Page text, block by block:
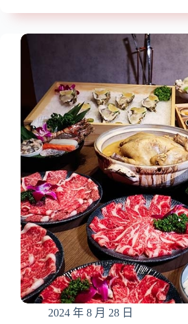
健
理/
下
班
小
酌/
宵
聚
餐
推
薦/
詳
細
菜
單
聚
飯
食
堂』
近
東
門
站/
永
康
街
美
食/
大
安
區
老
字
2024 年 8 月 28 日